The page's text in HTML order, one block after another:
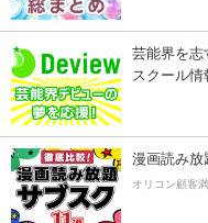
芸能界を志
スクール
漫画読み放
オリコン顧客